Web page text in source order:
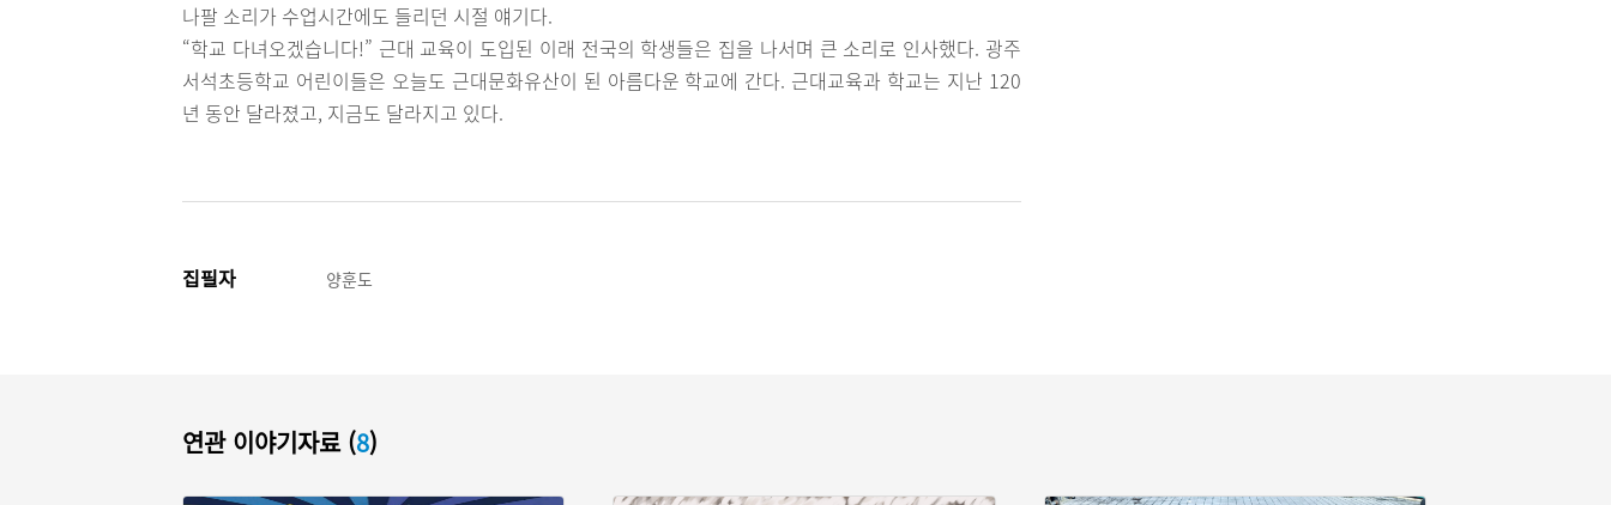
나팔 소리가 수업시간에도 들리던 시절 얘기다.
“학교 다녀오겠습니다!” 근대 교육이 도입된 이래 전국의 학생들은 집을 나서며 큰 소리로 인사했다. 광주
서석초등학교 어린이들은 오늘도 근대문화유산이 된 아름다운 학교에 간다. 근대교육과 학교는 지난 120
년 동안 달라졌고, 지금도 달라지고 있다.
집필자 양훈도
연관 이야기자료 (8)